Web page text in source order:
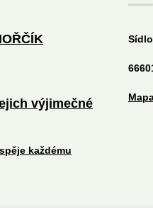
výjimečné
každému